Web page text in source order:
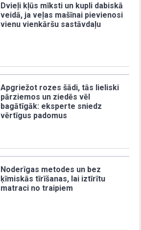
Dvieļi kļūs mīksti un kupli dabiskā
veidā, ja veļas mašīnai pievienosi
vienu vienkāršu sastāvdaļu
Apgriežot rozes šādi, tās lieliski
pārziemos un ziedēs vēl
bagātīgāk: eksperte sniedz
vērtīgus padomus
Noderīgas metodes un bez
ķīmiskās tīrīšanas, lai iztīrītu
matraci no traipiem